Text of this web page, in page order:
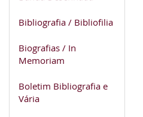
Bibliografia / Bibliofilia
Biografias / In
Memoriam
Boletim Bibliografia e
Vária